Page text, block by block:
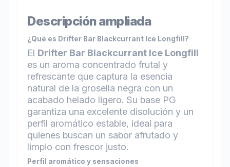
Descripción ampliada
¿Qué es Drifter Bar Blackcurrant Ice Longfill?
El Drifter Bar Blackcurrant Ice Longfill
es un aroma concentrado frutal y
refrescante que captura la esencia
natural de la grosella negra con un
acabado helado ligero. Su base PG
garantiza una excelente disolución y un
perfil aromático estable, ideal para
quienes buscan un sabor afrutado y
limpio con frescor justo.
Perfil aromático y sensaciones